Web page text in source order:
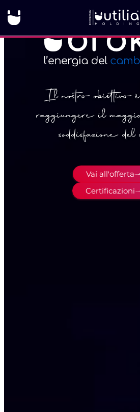
Il nostro obiettivo
raggiungere il
soddisfazione del
Vai all'offerta
Certificazioni